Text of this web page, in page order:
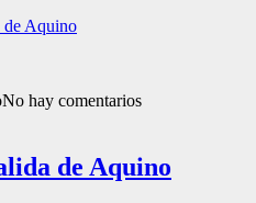
No hay comentarios
de Aquino